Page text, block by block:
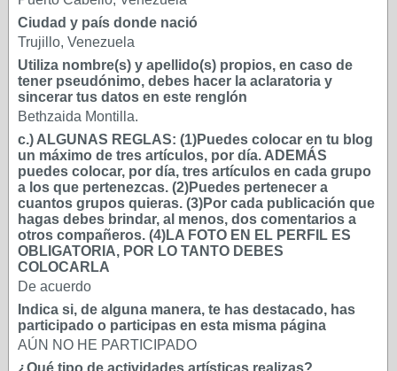
Ciudad y país donde nació
Trujillo, Venezuela
Utiliza nombre(s) y apellido(s) propios, en caso de
tener pseudónimo, debes hacer la aclaratoria y
sincerar tus datos en este renglón
Bethzaida Montilla.
c.) ALGUNAS REGLAS: (1)Puedes colocar en tu blog
un máximo de tres artículos, por día. ADEMÁS
puedes colocar, por día, tres artículos en cada grupo
a los que pertenezcas. (2)Puedes pertenecer a
cuantos grupos quieras. (3)Por cada publicación que
hagas debes brindar, al menos, dos comentarios a
otros compañeros. (4)LA FOTO EN EL PERFIL ES
OBLIGATORIA, POR LO TANTO DEBES
COLOCARLA
De acuerdo
Indica si, de alguna manera, te has destacado, has
participado o participas en esta misma página
AÚN NO HE PARTICIPADO
¿Qué tipo de actividades artísticas realizas?